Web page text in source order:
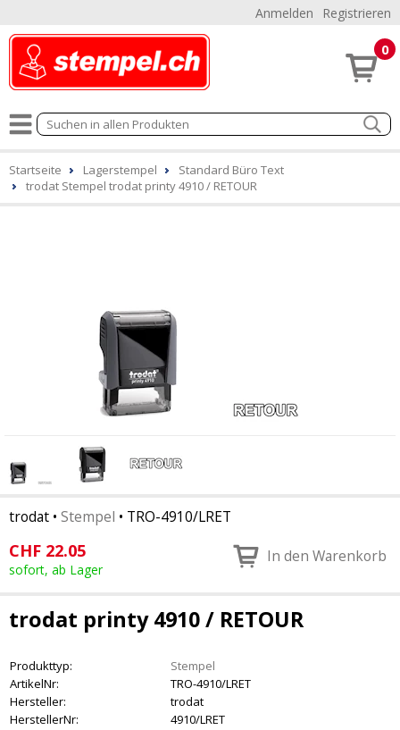
Anmelden Registrieren
0
Startseite Lagerstempel
Standard Büro Text
trodat Stempel trodat printy 4910 / RETOUR
trodat • Stempel • TRO-4910/LRET
CHF 22.05
sofort, ab Lager
In den Warenkorb
trodat printy 4910 / RETOUR
Produkttyp:
Stempel
ArtikelNr:
TRO-4910/LRET
Hersteller:
trodat
HerstellerNr:
4910/LRET